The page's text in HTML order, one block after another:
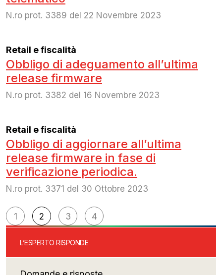
N.ro prot. 3389 del 22 Novembre 2023
Retail e fiscalità
Obbligo di adeguamento all’ultima
release firmware
N.ro prot. 3382 del 16 Novembre 2023
Retail e fiscalità
Obbligo di aggiornare all’ultima
release firmware in fase di
verificazione periodica.
N.ro prot. 3371 del 30 Ottobre 2023
Navigazione
articoli
1 2 3 4
L’ESPERTO RISPONDE